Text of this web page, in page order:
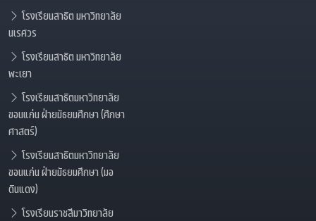
โรงเรียนสาธิต มหาวิทยาลัย
นเรศวร
โรงเรียนสาธิต มหาวิทยาลัย
พะเยา
โรงเรียนสาธิตมหาวิทยาลัย
ขอนแก่น ฝ่ายมัธยมศึกษา (ศึกษา
ศาสตร์)
โรงเรียนสาธิตมหาวิทยาลัย
ขอนแก่น ฝ่ายมัธยมศึกษา (มอ
ดินแดง)
โรงเรียนราชสีมาวิทยาลัย